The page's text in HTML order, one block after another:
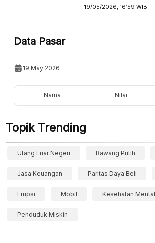
19/05/2026, 16:59 WIB
Data Pasar
19 May 2026
Nama Nilai
Topik Trending
Utang Luar Negeri Bawang Putih
Jasa Keuangan Paritas Daya Beli
Erupsi Mobil Kesehatan Mental
Penduduk Miskin